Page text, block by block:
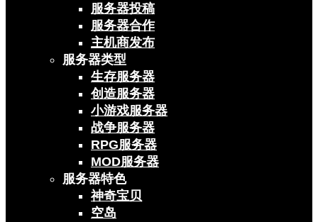
服务器投稿
服务器合作
主机商发布
服务器类型
生存服务器
创造服务器
小游戏服务器
战争服务器
RPG服务器
MOD服务器
服务器特色
神奇宝贝
空岛